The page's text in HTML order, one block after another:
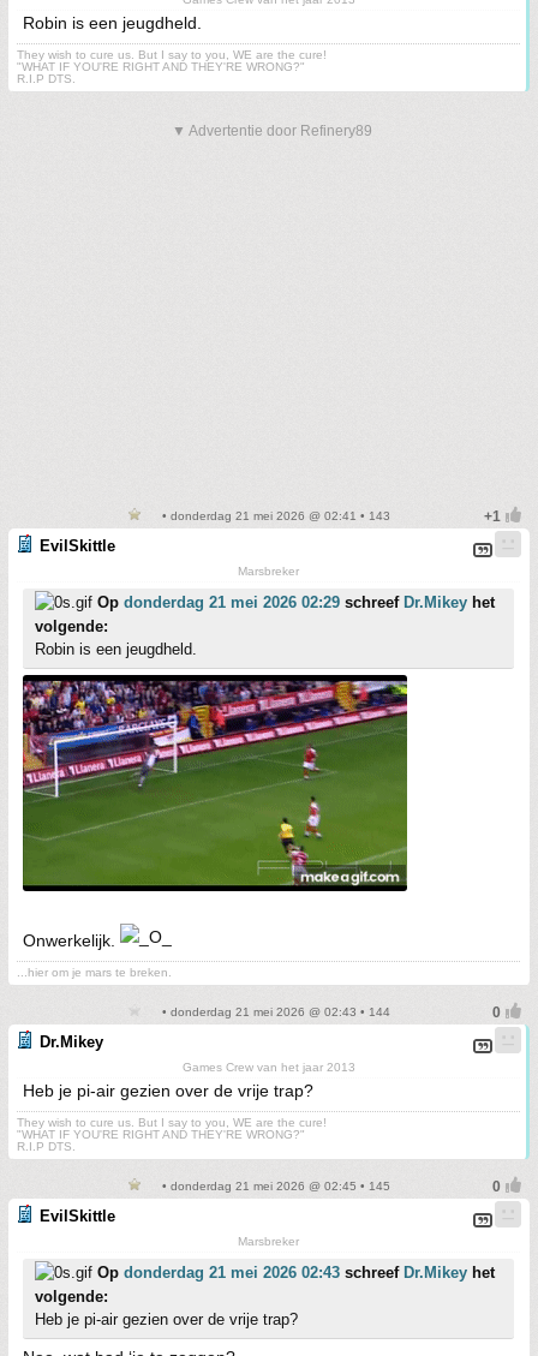
Robin is een jeugdheld.
They wish to cure us. But I say to you, WE are the cure!
"WHAT IF YOU'RE RIGHT AND THEY'RE WRONG?"
R.I.P DTS.
▼ Advertentie door Refinery89
• donderdag 21 mei 2026 @ 02:41 • 143
EvilSkittle
Marsbreker
Op donderdag 21 mei 2026 02:29 schreef Dr.Mikey het
volgende:
Robin is een jeugdheld.
Onwerkelijk.
...hier om je mars te breken.
• donderdag 21 mei 2026 @ 02:43 • 144
Dr.Mikey
Games Crew van het jaar 2013
Heb je pi-air gezien over de vrije trap?
They wish to cure us. But I say to you, WE are the cure!
"WHAT IF YOU'RE RIGHT AND THEY'RE WRONG?"
R.I.P DTS.
• donderdag 21 mei 2026 @ 02:45 • 145
EvilSkittle
Marsbreker
Op donderdag 21 mei 2026 02:43 schreef Dr.Mikey het
volgende:
Heb je pi-air gezien over de vrije trap?